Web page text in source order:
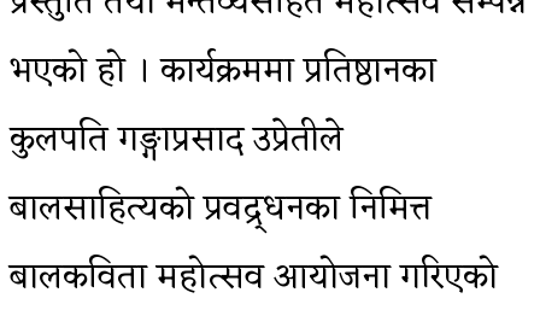
भएको हो । कार्यक्रममा प्रतिष्ठानका
कुलपति गङ्गाप्रसाद उप्रेतीले
बालसाहित्यको प्रवद्र्धनका निमित्त
बालकविता महोत्सव आयोजना गरिएको